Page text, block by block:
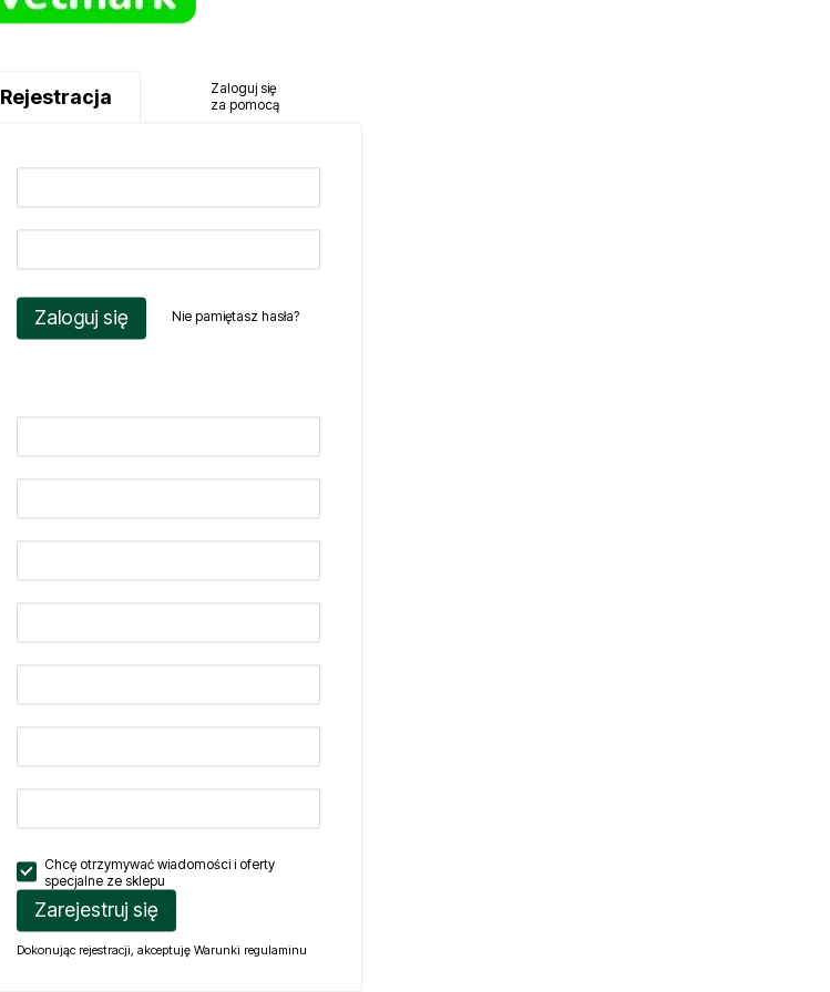
Rejestracja
Zaloguj się
za pomocą
Zaloguj się Nie pamiętasz hasła?
Chcę otrzymywać wiadomości i oferty
specjalne ze sklepu
Zarejestruj się
Dokonując rejestracji, akceptuję Warunki regulaminu